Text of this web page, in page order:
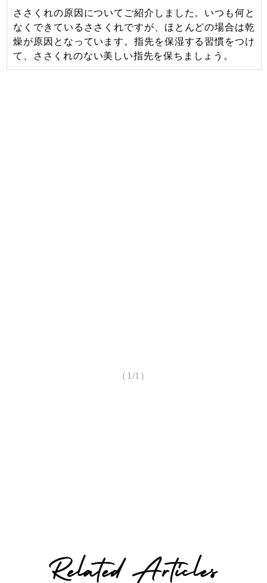
ささくれの原因についてご紹介しました。いつも何と
なくできているささくれですが、ほとんどの場合は乾
燥が原因となっています。指先を保湿する習慣をつけ
て、ささくれのない美しい指先を保ちましょう。
（1/1）